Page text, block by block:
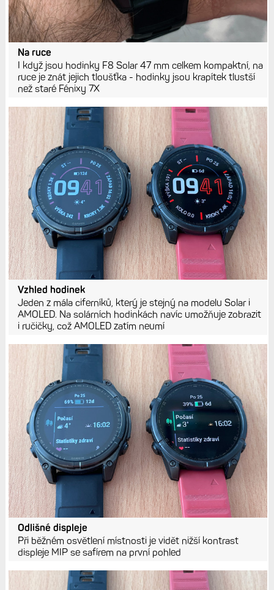
Na ruce
I když jsou hodinky F8 Solar 47 mm celkem kompaktní, na
ruce je znát jejich tloušťka - hodinky jsou krapítek tlustší
než staré Fénixy 7X
Vzhled hodinek
Jeden z mála ciferníků, který je stejný na modelu Solar i
AMOLED. Na solárních hodinkách navíc umožňuje zobrazit
i ručičky, což AMOLED zatím neumí
Odlišné displeje
Při běžném osvětlení místnosti je vidět nižší kontrast
displeje MIP se safírem na první pohled